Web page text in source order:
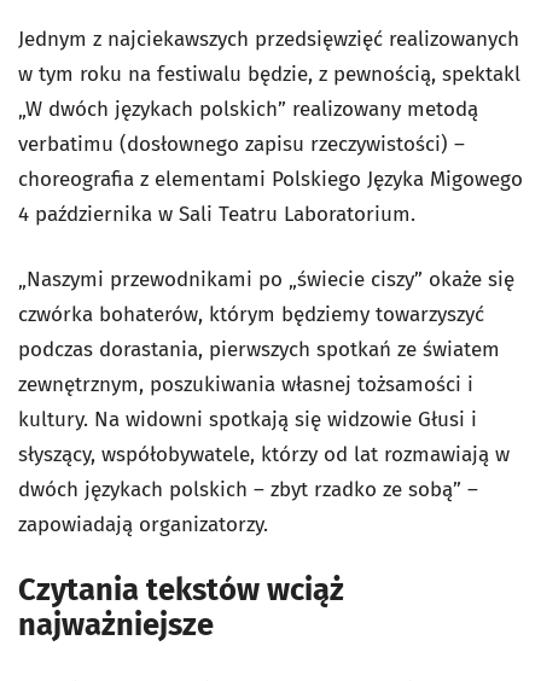
Jednym z najciekawszych przedsięwzięć realizowanych
w tym roku na festiwalu będzie, z pewnością, spektakl
„W dwóch językach polskich” realizowany metodą
verbatimu (dosłownego zapisu rzeczywistości) –
choreografia z elementami Polskiego Języka Migowego
4 października w Sali Teatru Laboratorium.
„Naszymi przewodnikami po „świecie ciszy” okaże się
czwórka bohaterów, którym będziemy towarzyszyć
podczas dorastania, pierwszych spotkań ze światem
zewnętrznym, poszukiwania własnej tożsamości i
kultury. Na widowni spotkają się widzowie Głusi i
słyszący, współobywatele, którzy od lat rozmawiają w
dwóch językach polskich – zbyt rzadko ze sobą” –
zapowiadają organizatorzy.
Czytania tekstów wciąż
najważniejsze